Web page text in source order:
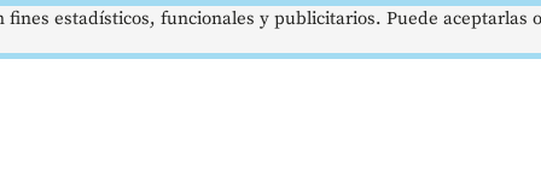
estadísticos, funcionales y publicitarios. Puede aceptarlas